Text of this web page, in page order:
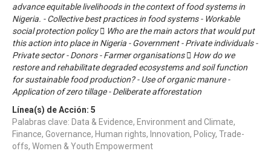
advance equitable livelihoods in the context of food systems in
Nigeria. - Collective best practices in food systems - Workable
social protection policy  Who are the main actors that would put
this action into place in Nigeria - Government - Private individuals -
Private sector - Donors - Farmer organisations  How do we
restore and rehabilitate degraded ecosystems and soil function
for sustainable food production? - Use of organic manure -
Application of zero tillage - Deliberate afforestation
Línea(s) de Acción: 5
Palabras clave: Data & Evidence, Environment and Climate,
Finance, Governance, Human rights, Innovation, Policy, Trade-
offs, Women & Youth Empowerment